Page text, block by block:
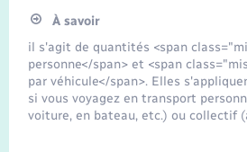
À savoir
il s'agit de quantités <span
personne</span> et <span
par véhicule</span>. Elles
si vous voyagez en transport
voiture, en bateau, etc.) ou collectif